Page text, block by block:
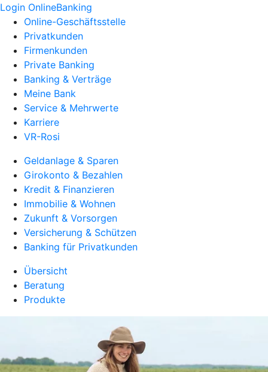
Login OnlineBanking
Online-Geschäftsstelle
Privatkunden
Firmenkunden
Private Banking
Banking & Verträge
Meine Bank
Service & Mehrwerte
Karriere
VR-Rosi
Geldanlage & Sparen
Girokonto & Bezahlen
Kredit & Finanzieren
Immobilie & Wohnen
Zukunft & Vorsorgen
Versicherung & Schützen
Banking für Privatkunden
Übersicht
Beratung
Produkte